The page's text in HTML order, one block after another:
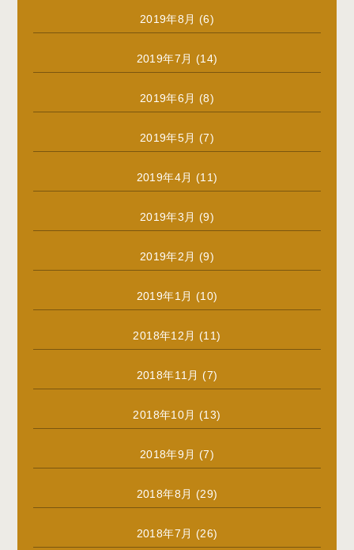
2019年8月 (6)
2019年7月 (14)
2019年6月 (8)
2019年5月 (7)
2019年4月 (11)
2019年3月 (9)
2019年2月 (9)
2019年1月 (10)
2018年12月 (11)
2018年11月 (7)
2018年10月 (13)
2018年9月 (7)
2018年8月 (29)
2018年7月 (26)